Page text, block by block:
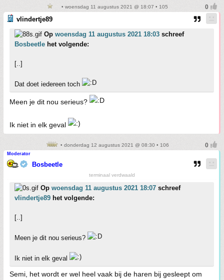
• woensdag 11 augustus 2021 @ 18:07 • 105
vlindertje89
Op woensdag 11 augustus 2021 18:03 schreef
Bosbeetle het volgende:
[..]
Dat doet iedereen toch
Meen je dit nou serieus?
Ik niet in elk geval
• donderdag 12 augustus 2021 @ 08:30 • 106
Moderator
Bosbeetle
terminaal verdwaald
Op woensdag 11 augustus 2021 18:07 schreef
vlindertje89 het volgende:
[..]
Meen je dit nou serieus?
Ik niet in elk geval
Semi, het wordt er wel heel vaak bij de haren bij gesleept om